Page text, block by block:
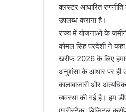
क्लस्टर आधारित
उपलब्ध कराना है।
राज्य में योजनाओं के
कोमल सिंह परदेशी ने
खरीफ 2026 के लिए
अनुशंसा के आधार पर ही
कालाबाजारी और
व्यवस्था की गई है। हम